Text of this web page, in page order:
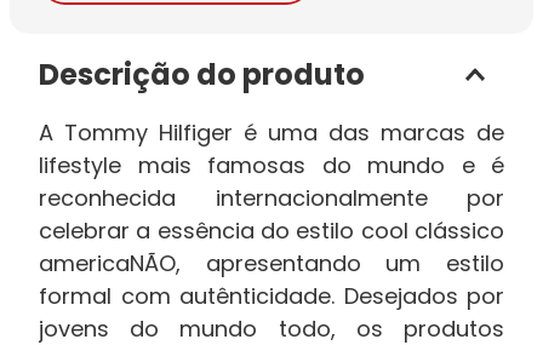
Descrição do produto
A Tommy Hilfiger é uma das marcas de
lifestyle mais famosas do mundo e é
reconhecida internacionalmente por
celebrar a essência do estilo cool clássico
americaNÃO, apresentando um estilo
formal com autênticidade. Desejados por
jovens do mundo todo, os produtos